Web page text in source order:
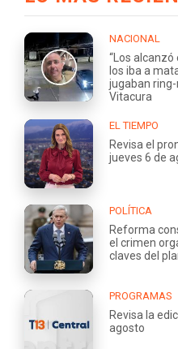
NACIONAL
“Los
los iba a
jugaban
Vitacura
EL TIEMPO
Revisa el
jueves 6 de
POLÍTICA
Reforma
el crimen
claves del
PROGRAMAS
Revisa la
agosto